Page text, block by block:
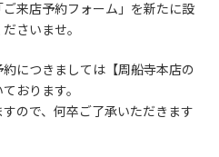
来店予約フォーム」を新たに設
さいませ。
につきましては【周船寺本店の
おります。
ので、何卒ご了承いただきます